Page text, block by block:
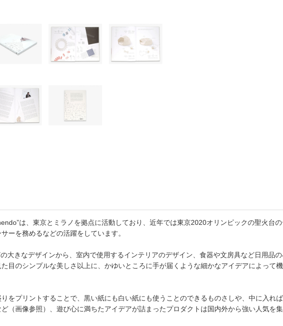
は、東京とミラノを拠点に活動しており、近年では東京2020オリンピックの聖火台
ーを務めるなどの活躍をしています。
大きなデザインから、室内で使用するインテリアのデザイン、食器や文房具など日用品
目のシンプルな美しさ以上に、かゆいところに手が届くような細かなアイデアによって
をプリントすることで、黒い紙にも白い紙にも使うことのできるものさしや、中に入れ
（画像参照）、遊び心に満ちたアイデアが詰まったプロダクトは国内外から強い人気を